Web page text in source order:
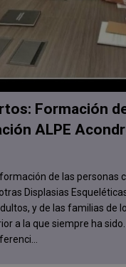
Formación
ALPE
formación de las personas
Displasias
y de las familias de
a la que siempre ha